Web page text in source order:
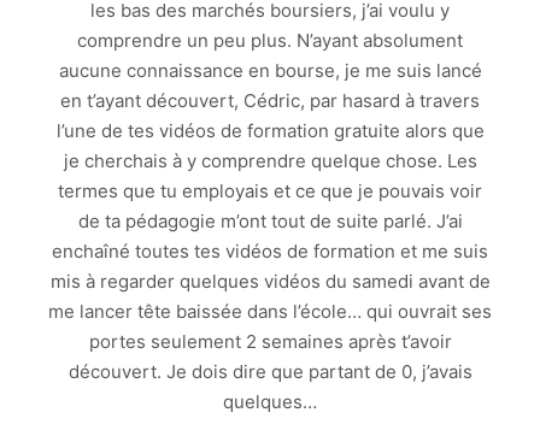
les bas des marchés boursiers, j’ai voulu y
comprendre un peu plus. N’ayant absolument
aucune connaissance en bourse, je me suis lancé
en t’ayant découvert, Cédric, par hasard à travers
l’une de tes vidéos de formation gratuite alors que
je cherchais à y comprendre quelque chose. Les
termes que tu employais et ce que je pouvais voir
de ta pédagogie m’ont tout de suite parlé. J’ai
enchaîné toutes tes vidéos de formation et me suis
mis à regarder quelques vidéos du samedi avant de
me lancer tête baissée dans l’école… qui ouvrait ses
portes seulement 2 semaines après t’avoir
découvert. Je dois dire que partant de 0, j’avais
quelques…